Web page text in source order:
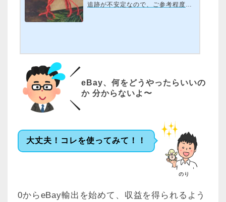
追跡が不安定なので、ご参考程度
よ〜大丈夫！コレを使ってみて！！
0からeBay輸出を始めて、収益を得
ています。必要な情報のほぼ全て
が、一つにまとまっています。ぜひ
ご利用ください。初めての商品発送
今回はeBay初心者の方がつ…
eBay、何をどうやったらいいの
か 分からないよ〜
大丈夫！コレを使ってみて！！
のり
0からeBay輸出を始めて、収益を得られるよう